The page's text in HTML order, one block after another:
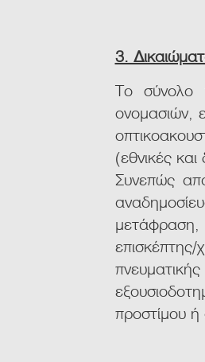
3.
Το σύνολο
ονομασιών,
(εθνικές
Συνεπώς
μετάφραση,
προστίμου